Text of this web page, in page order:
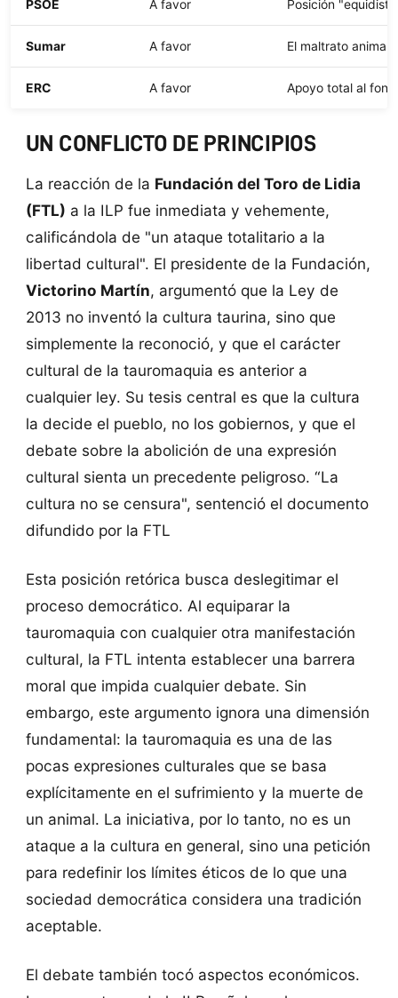
PSOE A favor Posición
Sumar A favor El maltrato animal
ERC A favor Apoyo total al
UN CONFLICTO DE PRINCIPIOS
La reacción de la Fundación del Toro de Lidia
(FTL) a la ILP fue inmediata y vehemente,
calificándola de "un ataque totalitario a la
libertad cultural". El presidente de la Fundación,
Victorino Martín, argumentó que la Ley de
2013 no inventó la cultura taurina, sino que
simplemente la reconoció, y que el carácter
cultural de la tauromaquia es anterior a
cualquier ley. Su tesis central es que la cultura
la decide el pueblo, no los gobiernos, y que el
debate sobre la abolición de una expresión
cultural sienta un precedente peligroso. “La
cultura no se censura", sentenció el documento
difundido por la FTL
Esta posición retórica busca deslegitimar el
proceso democrático. Al equiparar la
tauromaquia con cualquier otra manifestación
cultural, la FTL intenta establecer una barrera
moral que impida cualquier debate. Sin
embargo, este argumento ignora una dimensión
fundamental: la tauromaquia es una de las
pocas expresiones culturales que se basa
explícitamente en el sufrimiento y la muerte de
un animal. La iniciativa, por lo tanto, no es un
ataque a la cultura en general, sino una petición
para redefinir los límites éticos de lo que una
sociedad democrática considera una tradición
aceptable.
El debate también tocó aspectos económicos.